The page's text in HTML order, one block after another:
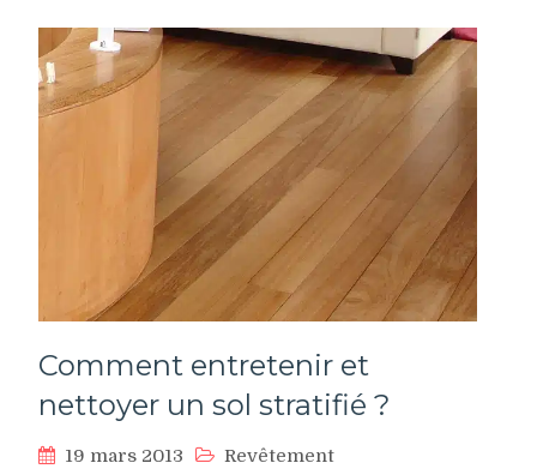
Comment entretenir et
nettoyer un sol stratifié ?
19 mars 2013 Revêtement